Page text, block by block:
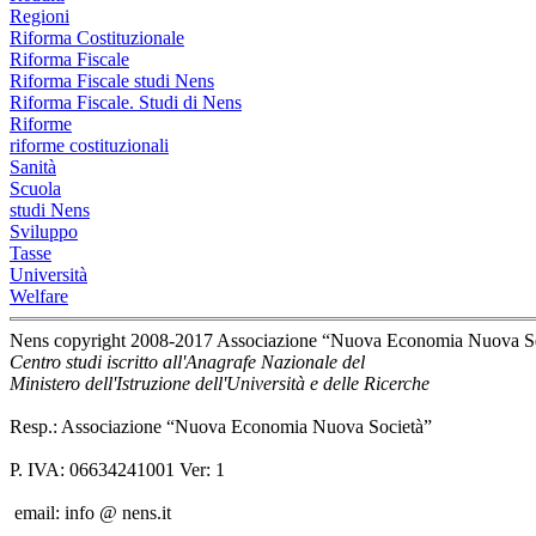
Regioni
Riforma Costituzionale
Riforma Fiscale
Riforma Fiscale studi Nens
Riforma Fiscale. Studi di Nens
Riforme
riforme costituzionali
Sanità
Scuola
studi Nens
Sviluppo
Tasse
Università
Welfare
Nens copyright 2008-2017 Associazione “Nuova Economia Nuova
Centro studi iscritto all'Anagrafe Nazionale del
Ministero dell'Istruzione dell'Università e delle Ricerche
Resp.: Associazione “Nuova Economia Nuova Società”
P. IVA: 06634241001 Ver: 1
email: info @ nens.it